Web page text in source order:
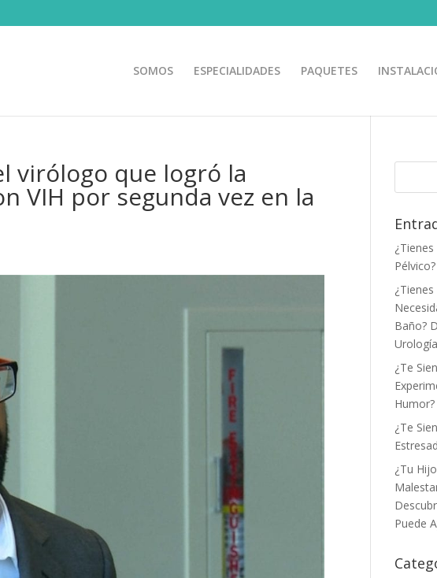
SOMOS ESPECIALIDADES PAQUETES
virólogo que logró la
VIH por segunda vez en la
Pélvico?
Baño?
¿Te
Humor?
¿Te
¿Tu
Puede